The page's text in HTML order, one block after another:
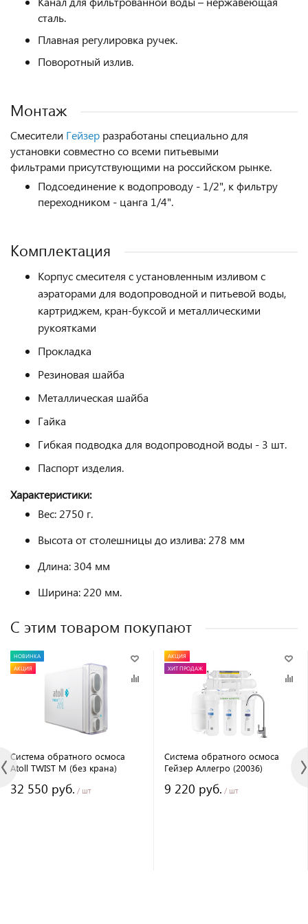
сталь.
Плавная регулировка ручек.
Поворотный излив.
Монтаж
Смесители Гейзер разработаны специально для
установки совместно со всеми питьевыми
фильтрами присутствующими на российском рынке.
Подсоединение к водопроводу - 1/2", к фильтру
переходником - цанга 1/4".
Комплектация
Корпус смесителя с установленным изливом с
аэраторами для водопроводной и питьевой воды,
картриджем, кран-буксой и металлическими
рукоятками
Прокладка
Резиновая шайба
Металлическая шайба
Гайка
Гибкая подводка для водопроводной воды - 3 шт.
Паспорт изделия.
Характеристики:
Вес: 2750 г.
Высота от столешницы до излива: 278 мм
Длина: 304 мм
Ширина: 220 мм.
С этим товаром покупают
НОВИНКА
АКЦИЯ
Система обратного осмоса
Atoll TWIST M (без крана)
32 550 руб. / шт
АКЦИЯ
ХИТ ПРОДАЖ
Система обратного осмоса
Гейзер Аллегро (20036)
9 220 руб. / шт